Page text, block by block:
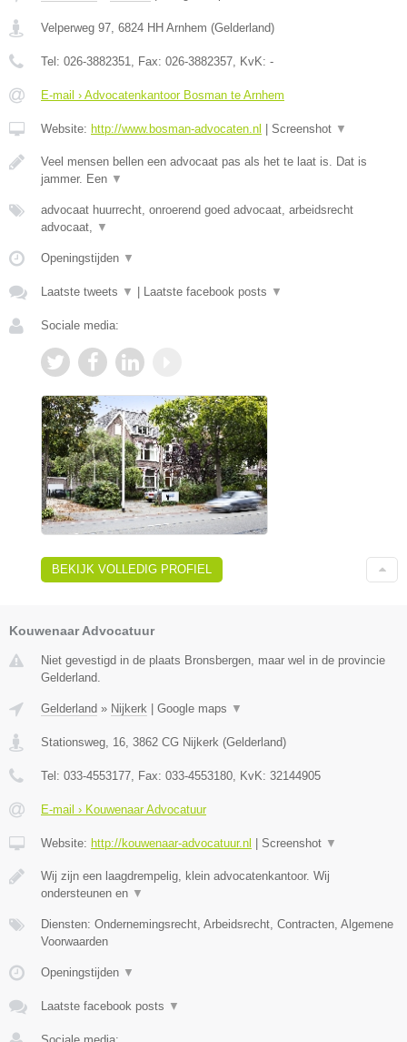
Velperweg 97 6824 HH Arnhem (Gelderland)
Tel: 026-3882351 , Fax: 026-3882357 , KvK: -
E-mail › Advocatenkantoor Bosman te Arnhem
Website: http://www.bosman-advocaten.nl | Screenshot ▼
Veel mensen bellen een advocaat pas als het te laat is. Dat is
jammer. Een ▼
advocaat huurrecht, onroerend goed advocaat, arbeidsrecht
advocaat,
▼
Openingstijden ▼
Laatste tweets ▼ | Laatste facebook posts ▼
Sociale media:
BEKIJK VOLLEDIG PROFIEL
Kouwenaar Advocatuur
Niet gevestigd in de plaats Bronsbergen, maar wel in de provincie
Gelderland.
Gelderland » Nijkerk Google maps ▼
Stationsweg, 16, 3862 CG Nijkerk (Gelderland)
Tel: 033-4553177, Fax: 033-4553180, KvK: 32144905
E-mail › Kouwenaar Advocatuur
Website: http://kouwenaar-advocatuur.nl Screenshot ▼
Wij zijn een laagdrempelig, klein advocatenkantoor. Wij
ondersteunen en ▼
Diensten: Ondernemingsrecht, Arbeidsrecht, Contracten, Algemene
Voorwaarden
Openingstijden ▼
Laatste facebook posts ▼